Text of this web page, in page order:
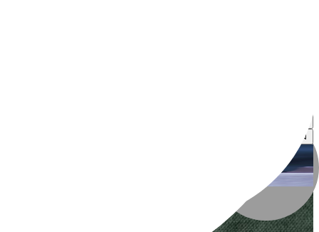
احسان جعفرپیشه